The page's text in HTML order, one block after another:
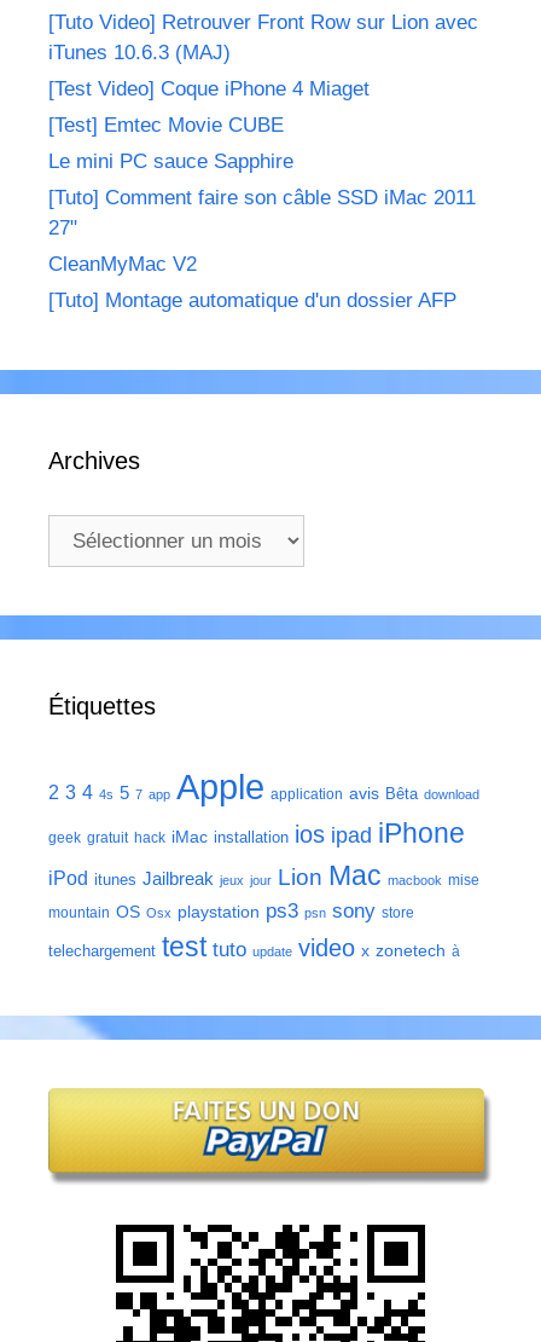
[Tuto Video] Retrouver Front Row sur Lion avec
iTunes 10.6.3 (MAJ)
[Test Video] Coque iPhone 4 Miaget
[Test] Emtec Movie CUBE
Le mini PC sauce Sapphire
[Tuto] Comment faire son câble SSD iMac 2011
27"
CleanMyMac V2
[Tuto] Montage automatique d'un dossier AFP
Archives
Archives
Étiquettes
2 3 4 4s 5 7 app Apple application avis Bêta download
geek gratuit hack iMac installation ios ipad iPhone
iPod itunes Jailbreak jeux jour Lion Mac macbook mise
mountain OS Osx playstation ps3 psn sony store
telechargement test tuto update video x zonetech à